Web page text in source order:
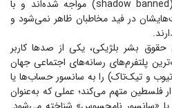
اینستاگرام با محدودیت شدید (shadow banned) مواجه شده‌اند و با
در فید مخاطبان ظاهر نمی‌شود و
حقوق بشر بلژیکی، یکی از صد‌ها کاربر
پلتفرم‌های رسانه‌های اجتماعی جهان
و تیک‌تاک) را به سانسور حساب‌ها یا
متهم می‌کند؛ عملی که به‌عنوان